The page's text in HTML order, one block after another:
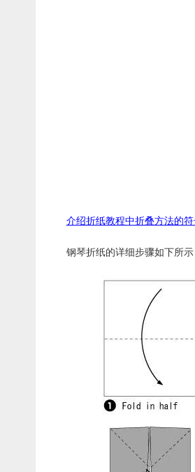
介绍折纸教程中折叠方法的
钢琴折纸的详细步骤如下所示